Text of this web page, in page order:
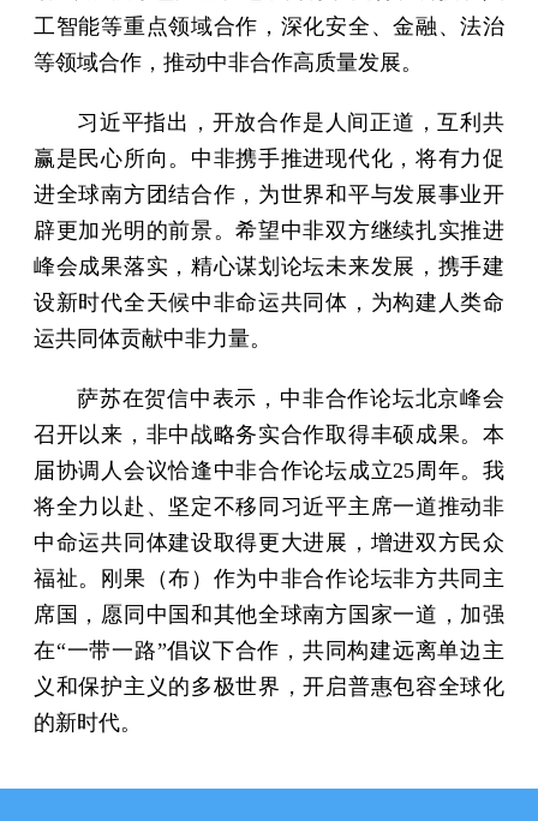
工智能等重点领域合作，深化安全、金融、法治
等领域合作，推动中非合作高质量发展。
习近平指出，开放合作是人间正道，互利共
赢是民心所向。中非携手推进现代化，将有力促
进全球南方团结合作，为世界和平与发展事业开
辟更加光明的前景。希望中非双方继续扎实推进
峰会成果落实，精心谋划论坛未来发展，携手建
设新时代全天候中非命运共同体，为构建人类命
运共同体贡献中非力量。
萨苏在贺信中表示，中非合作论坛北京峰会
召开以来，非中战略务实合作取得丰硕成果。本
届协调人会议恰逢中非合作论坛成立25周年。我
将全力以赴、坚定不移同习近平主席一道推动非
中命运共同体建设取得更大进展，增进双方民众
福祉。刚果（布）作为中非合作论坛非方共同主
席国，愿同中国和其他全球南方国家一道，加强
在“一带一路”倡议下合作，共同构建远离单边主
义和保护主义的多极世界，开启普惠包容全球化
的新时代。